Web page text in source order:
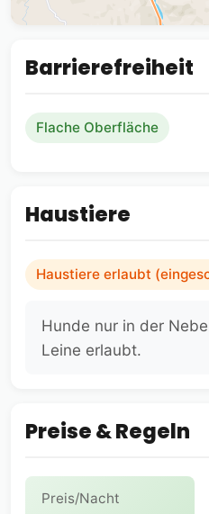
Barrierefreiheit
Flache Oberfläche
Haustiere
Haustiere erlaubt
Hunde nur in der
Leine erlaubt.
Preise & Regeln
Preis/Nacht